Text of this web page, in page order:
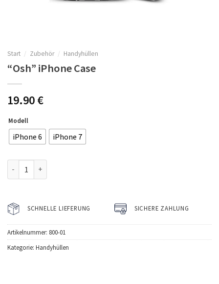
Start / Zubehör / Handyhüllen
“Osh” iPhone Case
19.90€
Modell
iPhone 6 iPhone 7
SCHNELLE LIEFERUNG SICHERE ZAHLUNG
Artikelnummer: 800-01
Kategorie: Handyhüllen